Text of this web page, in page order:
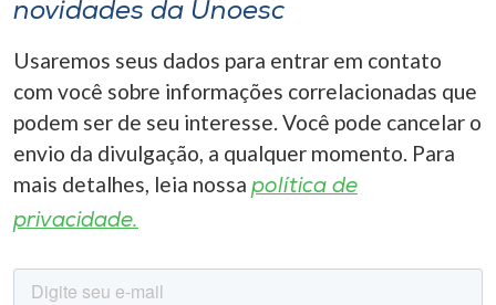
novidades da Unoesc
Usaremos seus dados para entrar em contato
com você sobre informações correlacionadas que
podem ser de seu interesse. Você pode cancelar o
envio da divulgação, a qualquer momento. Para
mais detalhes, leia nossa política de
privacidade.